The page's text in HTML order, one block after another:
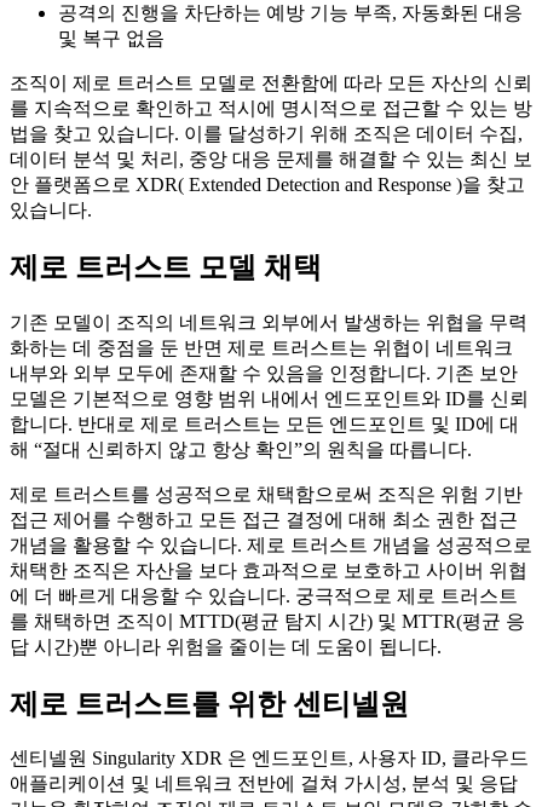
공격의 진행을 차단하는 예방 기능 부족, 자동화된 대응
및 복구 없음
조직이 제로 트러스트 모델로 전환함에 따라 모든 자산의 신뢰
를 지속적으로 확인하고 적시에 명시적으로 접근할 수 있는 방
법을 찾고 있습니다. 이를 달성하기 위해 조직은 데이터 수집,
데이터 분석 및 처리, 중앙 대응 문제를 해결할 수 있는 최신 보
안 플랫폼으로 XDR( Extended Detection and Response )을 찾고
있습니다.
제로 트러스트 모델 채택
기존 모델이 조직의 네트워크 외부에서 발생하는 위협을 무력
화하는 데 중점을 둔 반면 제로 트러스트는 위협이 네트워크
내부와 외부 모두에 존재할 수 있음을 인정합니다. 기존 보안
모델은 기본적으로 영향 범위 내에서 엔드포인트와 ID를 신뢰
합니다. 반대로 제로 트러스트는 모든 엔드포인트 및 ID에 대
해 “절대 신뢰하지 않고 항상 확인”의 원칙을 따릅니다.
제로 트러스트를 성공적으로 채택함으로써 조직은 위험 기반
접근 제어를 수행하고 모든 접근 결정에 대해 최소 권한 접근
개념을 활용할 수 있습니다. 제로 트러스트 개념을 성공적으로
채택한 조직은 자산을 보다 효과적으로 보호하고 사이버 위협
에 더 빠르게 대응할 수 있습니다. 궁극적으로 제로 트러스트
를 채택하면 조직이 MTTD(평균 탐지 시간) 및 MTTR(평균 응
답 시간)뿐 아니라 위험을 줄이는 데 도움이 됩니다.
제로 트러스트를 위한센티넬원
센티넬원 Singularity XDR 은 엔드포인트, 사용자 ID, 클라우드
애플리케이션 및 네트워크 전반에 걸쳐 가시성, 분석 및 응답